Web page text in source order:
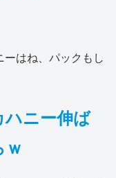
はね、パックもし
ニー伸ば